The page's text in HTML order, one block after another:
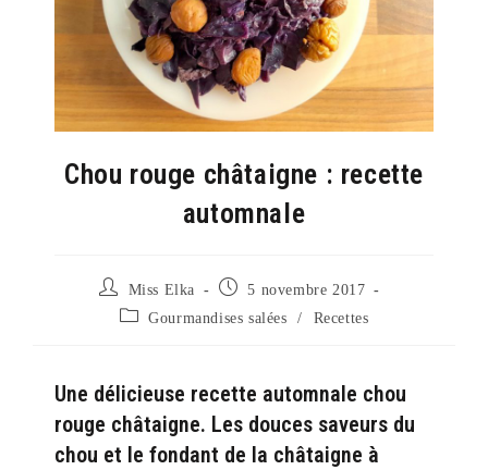
Chou rouge châtaigne : recette
automnale
Auteur/autrice
Miss Elka
Publication
5 novembre 2017
Post Gourmandises salées / Recettes
Une délicieuse recette automnale chou
rouge châtaigne. Les douces saveurs du
chou et le fondant de la châtaigne à